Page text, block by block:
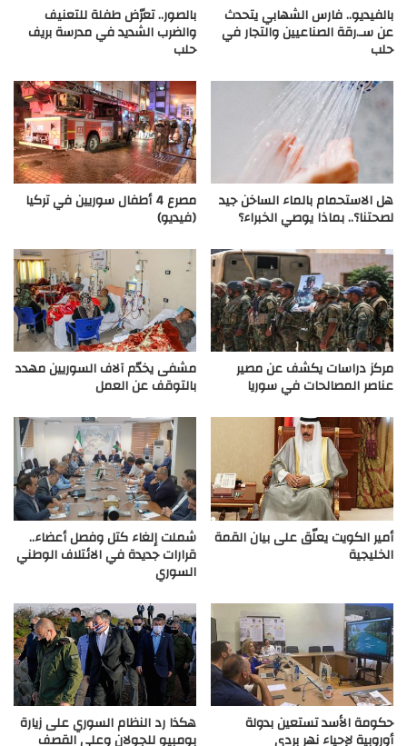
بالفيديو.. فارس الشهابي يتحدث
عن سـ.رقة الصناعيين والتجار في
حلب
بالصور.. تعرّض طفلة للتعنيف
والضرب الشديد في مدرسة بريف
حلب
هل الاستحمام بالماء الساخن جيد
لصحتنا؟.. بماذا يوصي الخبراء؟
مصرع 4 أطفال سوريين في تركيا
(فيديو)
مركز دراسات يكشف عن مصير
عناصر المصالحات في سوريا
مشفى يخدّم آلاف السوريين مهدد
بالتوقف عن العمل
أمير الكويت يعلّق على بيان القمة
الخليجية
شملت إلغاء كتل وفصل أعضاء..
قرارات جديدة في الائتلاف الوطني
السوري
حكومة الأسد تستعين بدولة
أوروبية لإحياء نهر بردى
هكذا رد النظام السوري على زيارة
بومبيو للجولان وعلى القصف